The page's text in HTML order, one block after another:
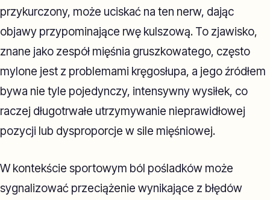
przykurczony, może uciskać na ten nerw, dając
objawy przypominające rwę kulszową. To zjawisko,
znane jako zespół mięśnia gruszkowatego, często
mylone jest z problemami kręgosłupa, a jego źródłem
bywa nie tyle pojedynczy, intensywny wysiłek, co
raczej długotrwałe utrzymywanie nieprawidłowej
pozycji lub dysproporcje w sile mięśniowej.
W kontekście sportowym ból pośladków może
sygnalizować przeciążenie wynikające z błędów